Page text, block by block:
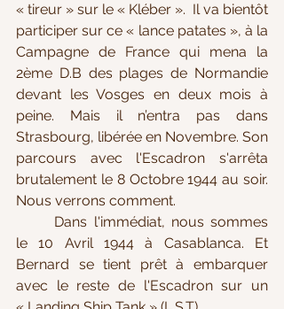
« tireur » sur le « Kléber ».  Il va bientôt
participer sur ce « lance patates », à la
Campagne de France qui mena la
2ème D.B des plages de Normandie
devant les Vosges en deux mois à
peine. Mais il n’entra pas dans
Strasbourg, libérée en Novembre. Son
parcours avec l'Escadron s'arrêta
brutalement le 8 Octobre 1944 au soir.
Nous verrons comment.
le 10 Avril 1944 à Casablanca. Et
Bernard se tient prêt à embarquer
avec le reste de l'Escadron sur un